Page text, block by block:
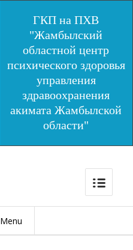
ГКП на ПХВ
"Жамбылский
областной центр
психического здоровья
управления
здравоохранения
акимата Жамбылской
области"
Menu